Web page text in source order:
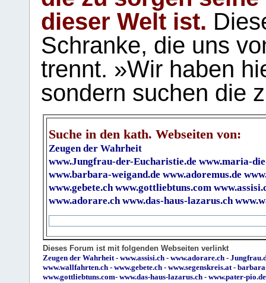
dieser Welt ist.
Schranke, die uns
trennt. »Wir haben
sondern suchen die
Suche in den kath. Webseiten von:
Zeugen der Wahrheit
www.Jungfrau-der-Eucharistie.de www.maria-
www.barbara-weigand.de www.adoremus.de
www.gebete.ch www.gottliebtuns.com
www.adorare.ch www.das-haus-lazarus.ch
Dieses Forum ist mit folgenden Webseiten verlinkt
Zeugen der Wahrheit - www.assisi.ch - www.adorare.ch -
www.wallfahrten.ch - www.gebete.ch - www.segenskreis.at -
www.gottliebtuns.com- www.das-haus-lazarus.ch - www.pater-pio.de